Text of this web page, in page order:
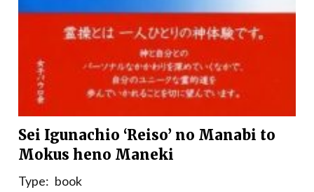
Sei Igunachio ‘Reiso’ no Manabi to
Mokus heno Maneki
Type: book